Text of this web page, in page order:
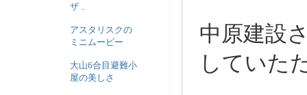
ザ ..
アスタリスクの
ミニムービー
大山6合目避難小
屋の美しさ
中原建設
していた